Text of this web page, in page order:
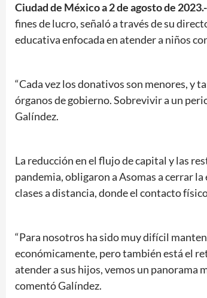
Ciudad de México a 2 de agosto de 2023.-
fines de lucro, señaló a través de su
educativa enfocada en atender a niños
“Cada vez los donativos son menores, y
órganos de gobierno. Sobrevivir a un
Galíndez.
La reducción en el flujo de capital y las
pandemia, obligaron a Asomas a cerrar
clases a distancia, donde el contacto
“Para nosotros ha sido muy difícil
económicamente, pero también está el
atender a sus hijos, vemos un panorama
comentó Galíndez.